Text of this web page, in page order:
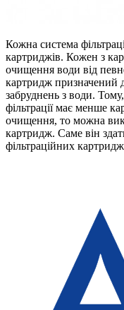
Кожна система
картриджів. Кожен з
очищення води від
картридж призначений
забруднень з води.
фільтрації має менше
очищення, то можна
картридж. Саме він
фільтраційних